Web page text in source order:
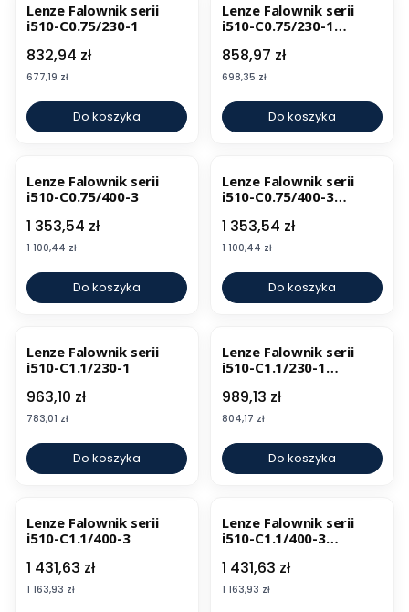
Lenze Falownik serii
i510-C0.75/230-1
Cena
832,94 zł
Cena
677,19 zł
Do koszyka
Lenze Falownik serii
i510-C0.75/230-1
Cena
858,97 zł
Cena
698,35 zł
Do koszyka
Lenze Falownik serii
i510-C0.75/400-3
Cena
1 353,54 zł
Cena
1 100,44 zł
Do koszyka
Lenze Falownik serii
i510-C0.75/400-3
Cena
1 353,54 zł
Cena
1 100,44 zł
Do koszyka
Lenze Falownik serii
i510-C1.1/230-1
Cena
963,10 zł
Cena
783,01 zł
Do koszyka
Lenze Falownik serii
i510-C1.1/230-1
Cena
989,13 zł
Cena
804,17 zł
Do koszyka
Lenze Falownik serii
i510-C1.1/400-3
Cena
1 431,63 zł
Cena
1 163,93 zł
Lenze Falownik serii
i510-C1.1/400-3
Cena
1 431,63 zł
Cena
1 163,93 zł